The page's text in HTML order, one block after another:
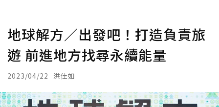
地球解方／出發吧！打造負責旅
遊 前進地方找尋永續能量
2023/04/22 洪佳如